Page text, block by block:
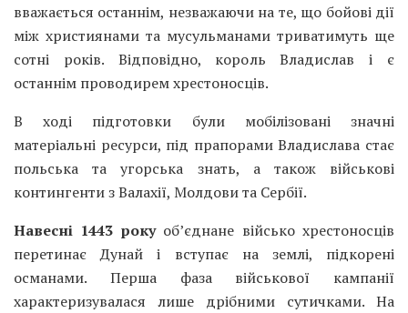
вважається останнім, незважаючи на те, що бойові дії
між християнами та мусульманами триватимуть ще
сотні років. Відповідно, король Владислав і є
останнім проводирем хрестоносців.
В ході підготовки були мобілізовані значні
матеріальні ресурси, під прапорами Владислава стає
польська та угорська знать, а також військові
контингенти з Валахії, Молдови та Сербії.
Навесні 1443 рокуоб’єднане військо хрестоносців
перетинає Дунай і вступає на землі, підкорені
османами. Перша фаза військової кампанії
характеризувалася лише дрібними сутичками. На